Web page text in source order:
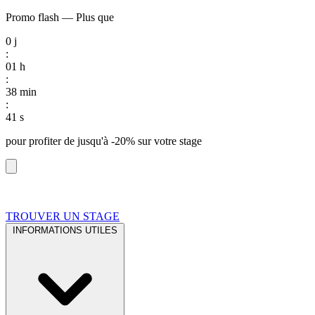
Promo flash — Plus que
0 j
:
01 h
:
38 min
:
40 s
pour profiter de jusqu'à -20% sur votre stage
TROUVER UN STAGE
INFORMATIONS UTILES